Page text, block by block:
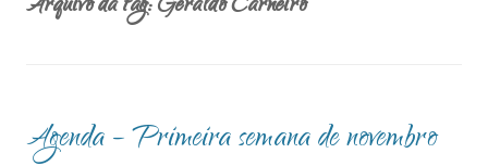
Agenda – Primeira semana de novembro